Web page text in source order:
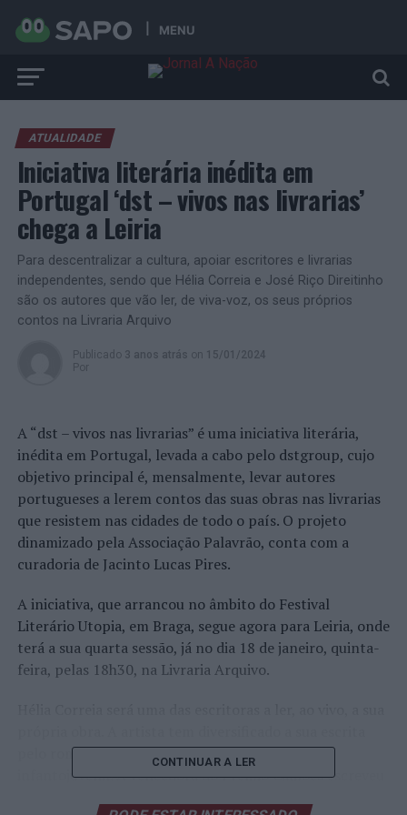
MENU
ATUALIDADE
Iniciativa literária inédita em
Portugal ‘dst – vivos nas livrarias’
chega a Leiria
Para descentralizar a cultura, apoiar escritores e livrarias
independentes, sendo que Hélia Correia e José Riço Direitinho
são os autores que vão ler, de viva-voz, os seus próprios
contos na Livraria Arquivo
Publicado 3 anos atrás on 15/01/2024
Por
A “dst – vivos nas livrarias” é uma iniciativa literária,
inédita em Portugal, levada a cabo pelo dstgroup, cujo
objetivo principal é, mensalmente, levar autores
portugueses a lerem contos das suas obras nas livrarias
que resistem nas cidades de todo o país. O projeto
dinamizado pela Associação Palavrão, conta com a
curadoria de Jacinto Lucas Pires.
A iniciativa, que arrancou no âmbito do Festival
Literário Utopia, em Braga, segue agora para Leiria, onde
terá a sua quarta sessão, já no dia 18 de janeiro, quinta-
feira, pelas 18h30, na Livraria Arquivo.
pelo romance, o conto, a poesia e a literatura
infantojuvenil. A vencedora do Prémio Camões escreveu
CONTINUAR A LER